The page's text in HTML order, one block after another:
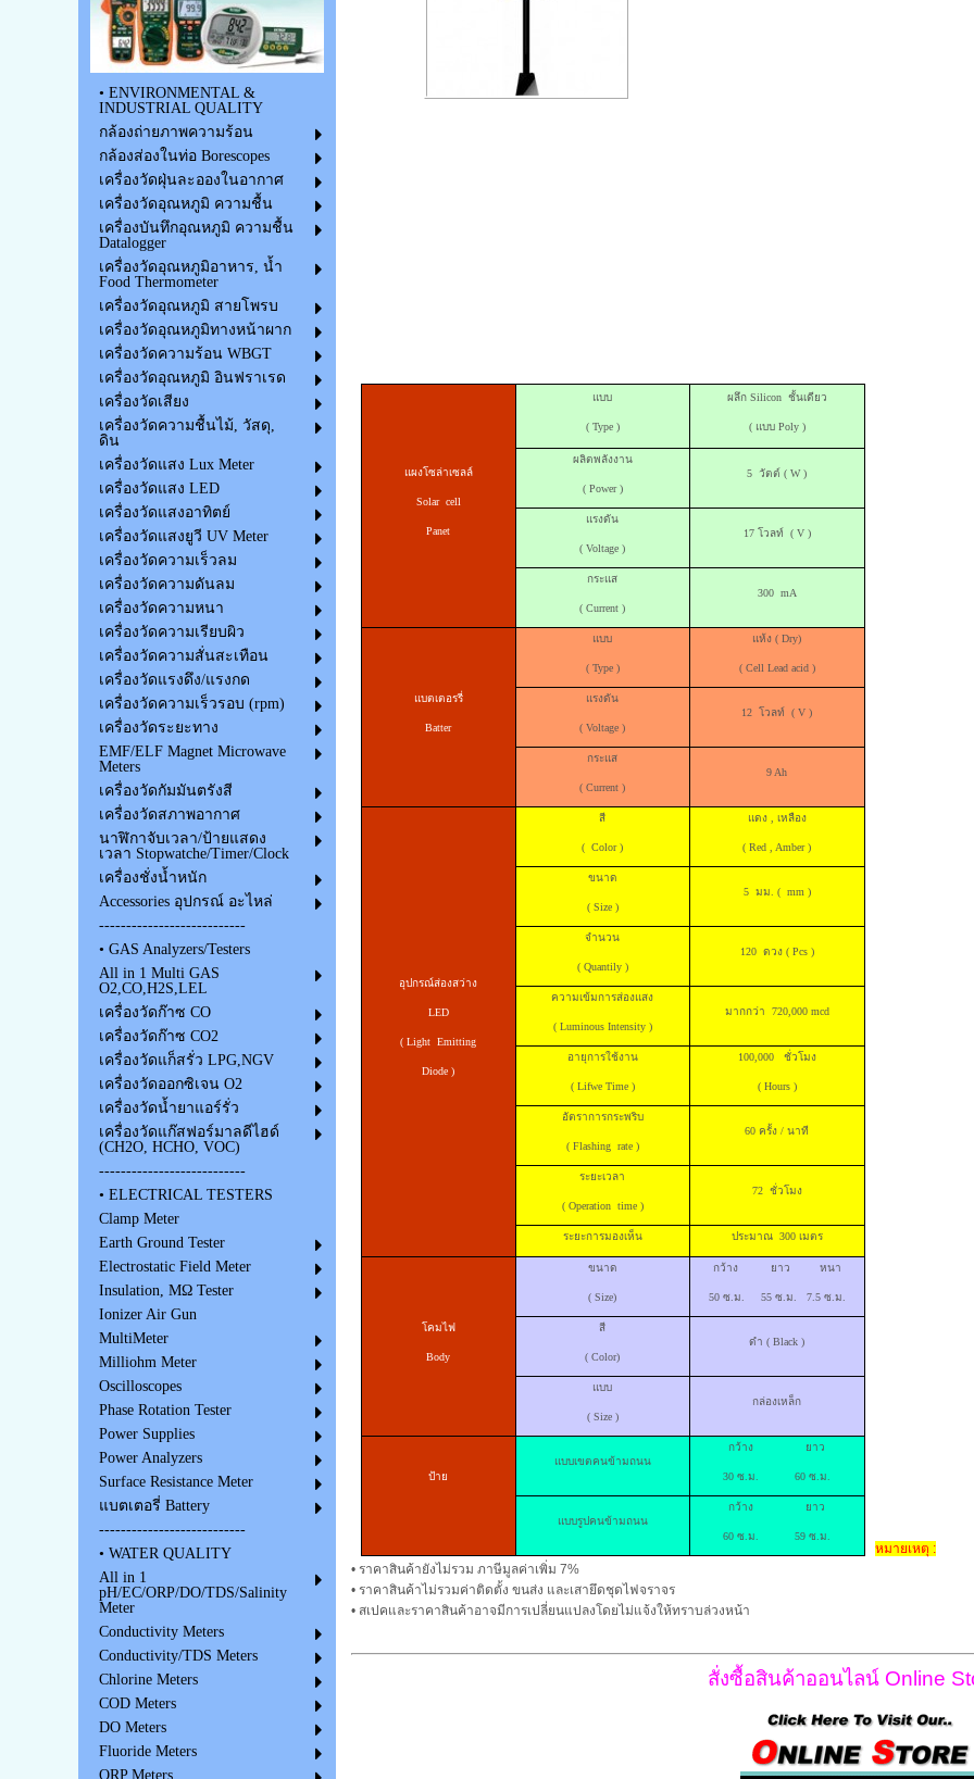
• ENVIRONMENTAL &
INDUSTRIAL QUALITY
กล้องถ่ายภาพความร้อน
กล้องส่องในท่อ Borescopes
เครื่องวัดฝุ่นละอองในอากาศ
เครื่องวัดอุณหภูมิ ความชื้น
เครื่องบันทึกอุณหภูมิ ความชื้น
Datalogger
เครื่องวัดอุณหภูมิอาหาร, น้ำ
Food Thermometer
เครื่องวัดอุณหภูมิ สายโพรบ
เครื่องวัดอุณหภูมิทางหน้าผาก
เครื่องวัดความร้อน WBGT
เครื่องวัดอุณหภูมิ อินฟราเรด
เครื่องวัดเสียง
เครื่องวัดความชื้นไม้, วัสดุ,
ดิน
เครื่องวัดแสง Lux Meter
เครื่องวัดแสง LED
เครื่องวัดแสงอาทิตย์
เครื่องวัดแสงยูวี UV Meter
เครื่องวัดความเร็วลม
เครื่องวัดความดันลม
เครื่องวัดความหนา
เครื่องวัดความเรียบผิว
เครื่องวัดความสั่นสะเทือน
เครื่องวัดแรงดึง/แรงกด
เครื่องวัดความเร็วรอบ (rpm)
เครื่องวัดระยะทาง
EMF/ELF Magnet Microwave
Meters
เครื่องวัดกัมมันตรังสี
เครื่องวัดสภาพอากาศ
นาฬิกาจับเวลา/ป้ายแสดง
เวลา Stopwatche/Timer/Clock
เครื่องชั่งน้ำหนัก
Accessories อุปกรณ์ อะไหล่
---------------------------
• GAS Analyzers/Testers
All in 1 Multi GAS
O2,CO,H2S,LEL
เครื่องวัดก๊าซ CO
เครื่องวัดก๊าซ CO2
เครื่องวัดแก็สรั่ว LPG,NGV
เครื่องวัดออกซิเจน O2
เครื่องวัดน้ำยาแอร์รั่ว
เครื่องวัดแก๊สฟอร์มาลดีไฮด์
(CH2O, HCHO, VOC)
---------------------------
• ELECTRICAL TESTERS
Clamp Meter
Earth Ground Tester
Electrostatic Field Meter
Insulation, MΩ Tester
Ionizer Air Gun
MultiMeter
Milliohm Meter
Oscilloscopes
Phase Rotation Tester
Power Supplies
Power Analyzers
Surface Resistance Meter
แบตเตอรี่ Battery
---------------------------
• WATER QUALITY
All in 1
pH/EC/ORP/DO/TDS/Salinity
Meter
Conductivity Meters
Conductivity/TDS Meters
Chlorine Meters
COD Meters
DO Meters
Fluoride Meters
ORP Meters
แผงโซล่าเซลล์
Solar cell
Panet
แบบ
(Type)
ผลึกSilicon ชั้นเดียว
( แบบ Poly )
ผลิตพลังงาน
( Power)
5 วัตต์ (W)
แรงดัน
(Voltage)
17 โวลท์ ( V )
กระแส
( Current)
300 mA
แบตเตอรรี่
Batter
แบบ
( Type )
แห้ง (Dry)
(Cell Lead acid)
แรงดัน
(Voltage)
12 โวลท์ (V)
กระแส
(Current)
9 Ah
อุปกรณ์ส่องสว่าง
LED
(Light Emitting
Diode)
สี
(Color)
แดง , เหลือง
(Red Amber)
ขนาด
( Size )
5 มม. ( mm )
จำนวน
( Quantily)
120 ดวง ( Pcs )
ความเข้มการส่องแสง
( Luminous Intensity )
มากกว่า 720,000 mcd
อายุการใช้งาน
(Lifwe Time )
100,000 ชั่วโมง
( Hours )
อัตราการกระพริบ
( Flashing rate )
60 ครั้ง / นาที
ระยะเวลา
( Operation time )
72ชั่วโมง
ระยะการมองเห็น ประมาณ 300 เมตร
โคมไฟ
Body
ขนาด
(Size)
กว้าง ยาว หนา
50 ซ.ม. 55ซ.ม. 7.5ซ.ม.
สี
(Color)
ดำ (Black )
แบบ
( Size )
กล่องเหล็ก
ป้าย
แบบเขตคนข้ามถนน
กว้าง ยาว
30 ซ.ม. 60 ซ.ม.
แบบรูปคนข้ามถนน
กว้าง ยาว
60 ซ.ม. 59 ซ.ม.
หมายเหตุ :
• ราคาสินค้ายังไม่รวม ภาษีมูลค่าเพิ่ม 7%
• ราคาสินค้าไม่รวมค่าติดตั้ง ขนส่ง และเสายึดชุดไฟจราจร
• สเปคและราคาสินค้าอาจมีการเปลี่ยนแปลงโดยไม่แจ้งให้ทราบล่วงหน้า
สั่งซื้อสินค้าออนไลน์ Online